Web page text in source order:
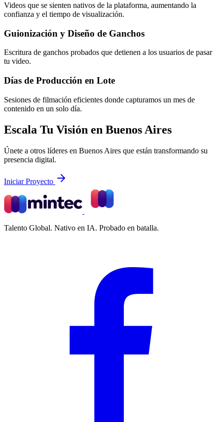
Videos que se sienten nativos de la plataforma, aumentando la
confianza y el tiempo de visualización.
Guionización y Diseño de Ganchos
Escritura de ganchos probados que detienen a los usuarios de pasar
tu video.
Días de Producción en Lote
Sesiones de filmación eficientes donde capturamos un mes de
contenido en un solo día.
Escala Tu Visión en Buenos Aires
Únete a otros líderes en Buenos Aires que están transformando su
presencia digital.
Iniciar Proyecto
Talento Global. Nativo en IA. Probado en batalla.